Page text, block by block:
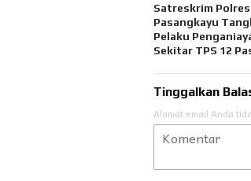
Satreskrim Polres
Pasangkayu
Pelaku
Sekitar TPS 12
Tinggalkan
Alamat email Anda